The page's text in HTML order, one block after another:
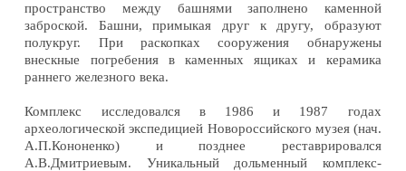
пространство между башнями заполнено каменной
заброской. Башни, примыкая друг к другу, образуют
полукруг. При раскопках сооружения обнаружены
внескные погребения в каменных ящиках и керамика
раннего железного века.
Комплекс исследовался в 1986 и 1987 годах
археологической экспедицией Новороссийского музея (нач.
А.П.Кононенко) и позднее реставрировался
А.В.Дмитриевым. Уникальный дольменный комплекс-